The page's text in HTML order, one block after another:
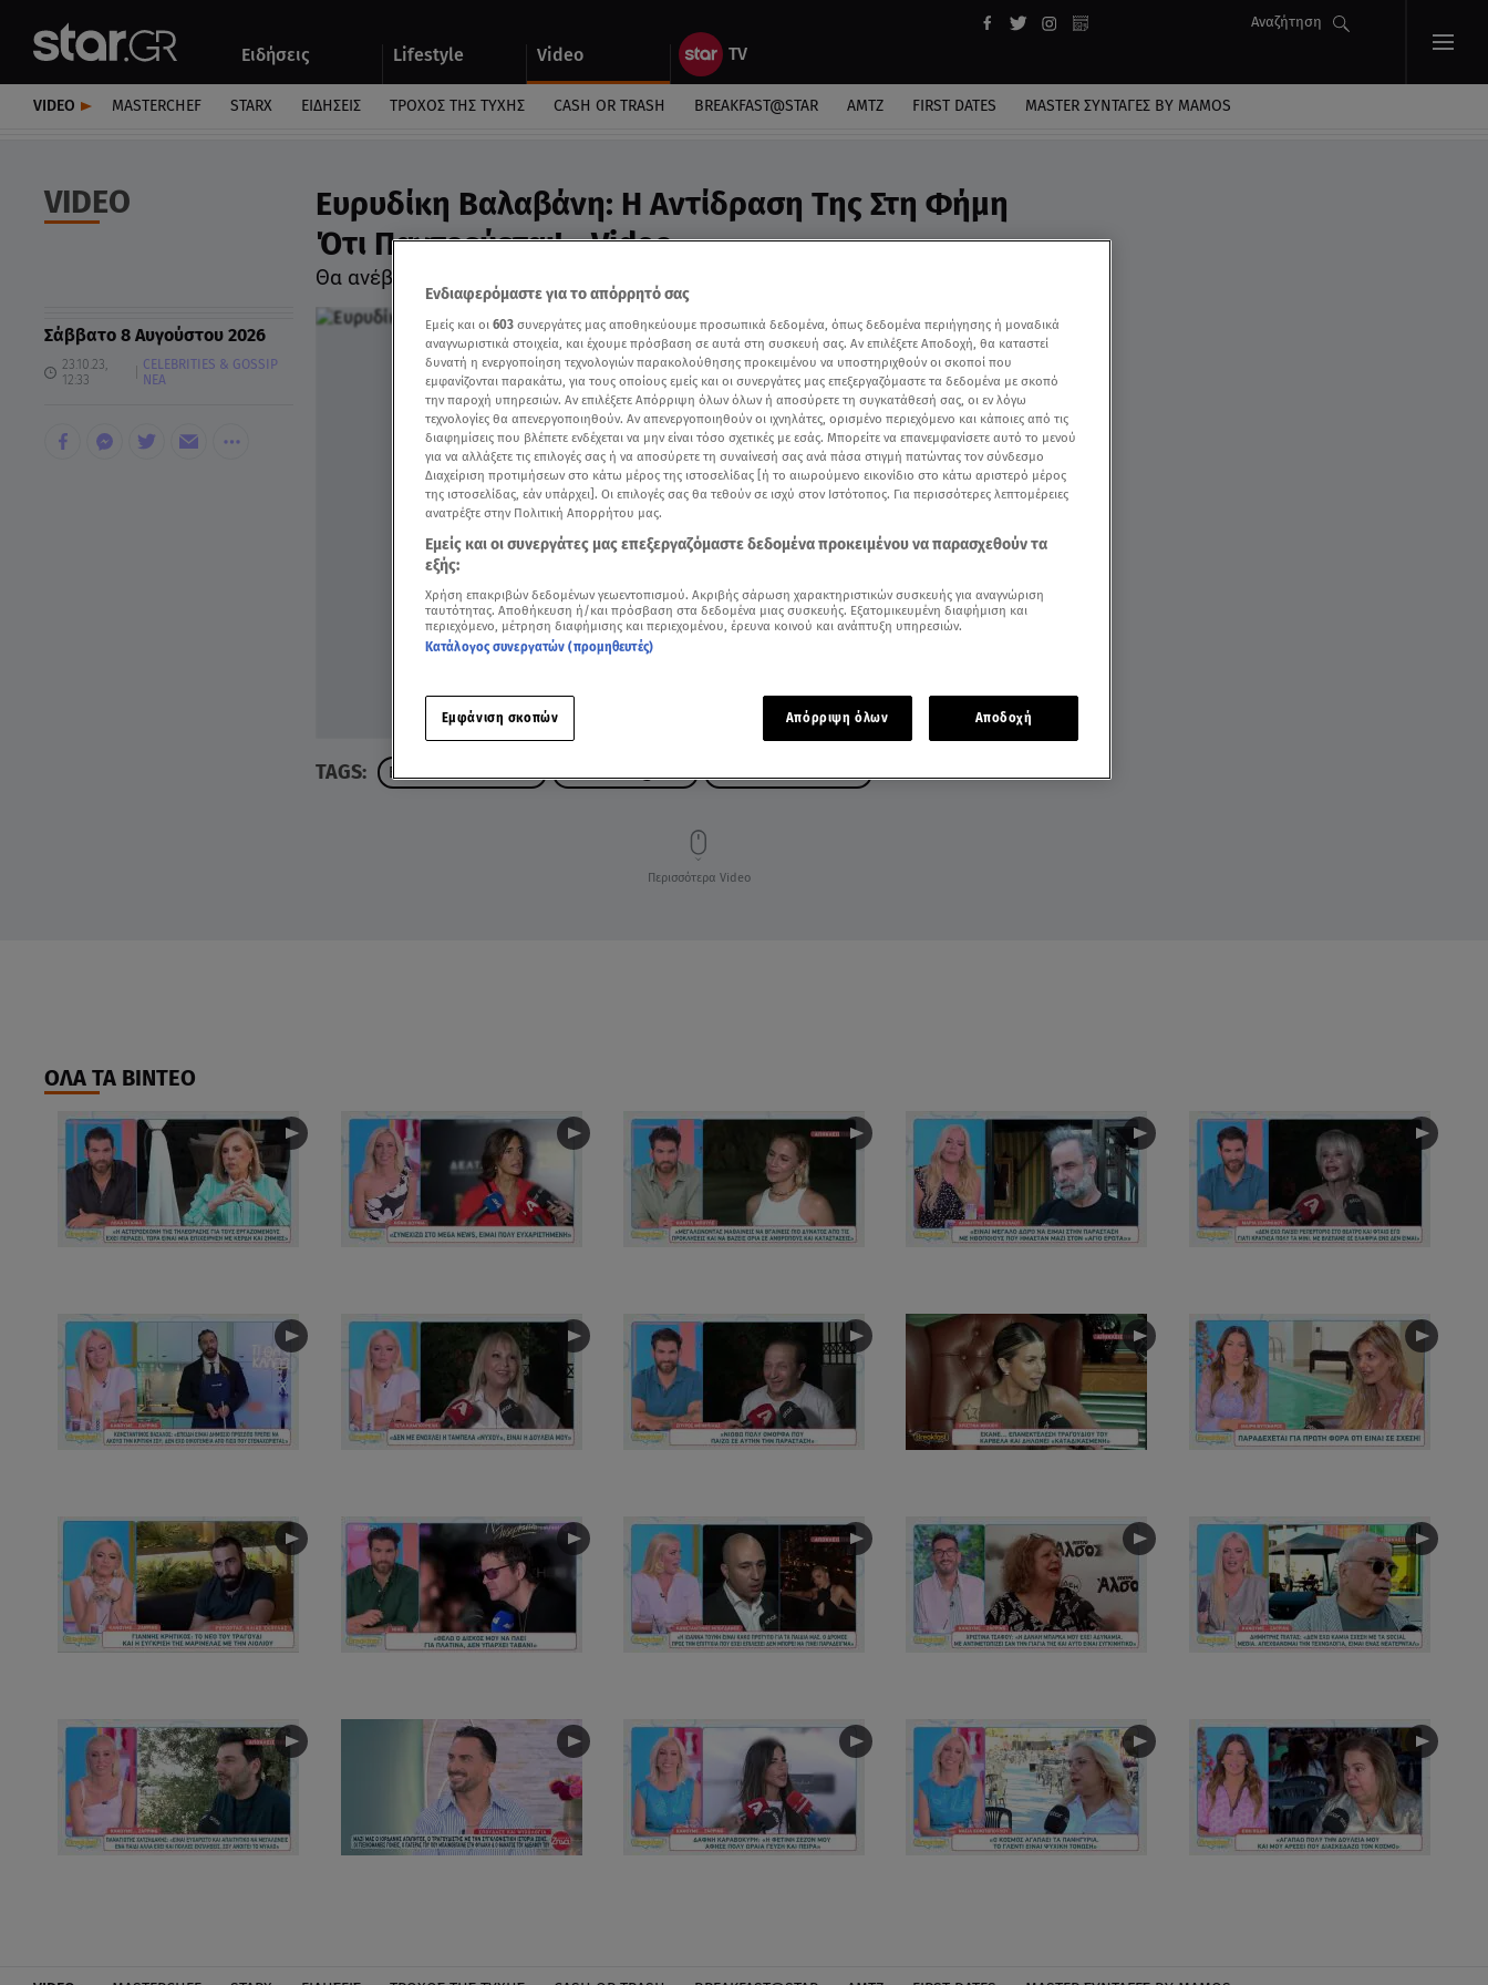
Ειδήσεις Lifestyle Video
Αναζήτηση
Αυτοκίνητο
VIDEO MASTERCHEF STARX ΕΙΔΉΣΕΙΣ ΤΡΟΧΌΣ ΤΗΣ ΤΎΧΗΣ CASH OR TRASH BREAKFAST@STAR ΑΜΤΖ FIRST DATES MASTER ΣΥΝΤΑΓΈΣ BY MAMOS
VIDEO
Ευρυδίκη Βαλαβάνη: Η Αντίδραση Της Στη Φήμη
Ότι Παντρεύεται! - Video
Θα ανέβει τα σκαλιά της εκκλησίας με τον Γρηγόρη Μόργκαν;
Σάββατο 8 Αυγούστου 2026
23.10.23,
12:33
CELEBRITIES & GOSSIP
ΝΕΑ
TAGS: ΕΥΡΥΔΙΚΗ ΒΑΛΑΒΑΝΗ
Περισσότερα Video
ΟΛΑ ΤΑ ΒΙΝΤΕΟ
Ενδιαφερόμαστε για το απόρρητό σας
Εμείς και οι 603 συνεργάτες μας αποθηκεύουμε προσωπικά δεδομένα, όπως δεδομένα περιήγησης ή μοναδικά
αναγνωριστικά στοιχεία, και έχουμε πρόσβαση σε αυτά στη συσκευή σας. Αν επιλέξετε Αποδοχή, θα καταστεί
δυνατή η ενεργοποίηση τεχνολογιών παρακολούθησης προκειμένου να υποστηριχθούν οι σκοποί που
εμφανίζονται παρακάτω, για τους οποίους εμείς και οι συνεργάτες μας επεξεργαζόμαστε τα δεδομένα με σκοπό
την παροχή υπηρεσιών. Αν επιλέξετε Απόρριψη όλων όλων ή αποσύρετε τη συγκατάθεσή σας, οι εν λόγω
τεχνολογίες θα απενεργοποιηθούν. Αν απενεργοποιηθούν οι ιχνηλάτες, ορισμένο περιεχόμενο και κάποιες από τις
διαφημίσεις που βλέπετε ενδέχεται να μην είναι τόσο σχετικές με εσάς. Μπορείτε να επανεμφανίσετε αυτό το μενού
για να αλλάξετε τις επιλογές σας ή να αποσύρετε τη συναίνεσή σας ανά πάσα στιγμή πατώντας τον σύνδεσμο
Διαχείριση προτιμήσεων στο κάτω μέρος της ιστοσελίδας [ή το αιωρούμενο εικονίδιο στο κάτω αριστερό μέρος
της ιστοσελίδας, εάν υπάρχει]. Οι επιλογές σας θα τεθούν σε ισχύ στον Ιστότοπος. Για περισσότερες λεπτομέρειες
ανατρέξτε στην Πολιτική Απορρήτου μας.
Εμείς και οι συνεργάτες μας επεξεργαζόμαστε δεδομένα προκειμένου να παρασχεθούν τα
εξής:
Χρήση επακριβών δεδομένων γεωεντοπισμού. Ακριβής σάρωση χαρακτηριστικών συσκευής για αναγνώριση
ταυτότητας. Αποθήκευση ή/και πρόσβαση στα δεδομένα μιας συσκευής. Εξατομικευμένη διαφήμιση και
περιεχόμενο, μέτρηση διαφήμισης και περιεχομένου, έρευνα κοινού και ανάπτυξη υπηρεσιών.
Κατάλογος συνεργατών (προμηθευτές)
Εμφάνιση σκοπών Απόρριψη όλων Αποδοχή